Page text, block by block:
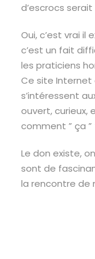
d’escrocs
Oui, c’est vrai il
c’est un fait
les praticiens
Ce site Internet
s’intéressent
ouvert, curieux,
comment ” ça
Le don existe,
sont de
la rencontre de